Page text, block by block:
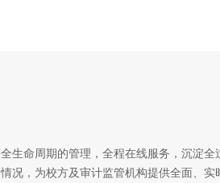
生命周期的管理，全程在线服务，沉淀全
况，为校方及审计监管机构提供全面、实